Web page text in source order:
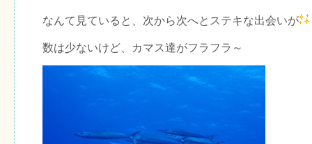
なんて見ていると、次から次へとステキな出会いが
数は少ないけど、カマス達がフラフラ～